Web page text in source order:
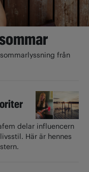
från
delar influencern
Här är hennes